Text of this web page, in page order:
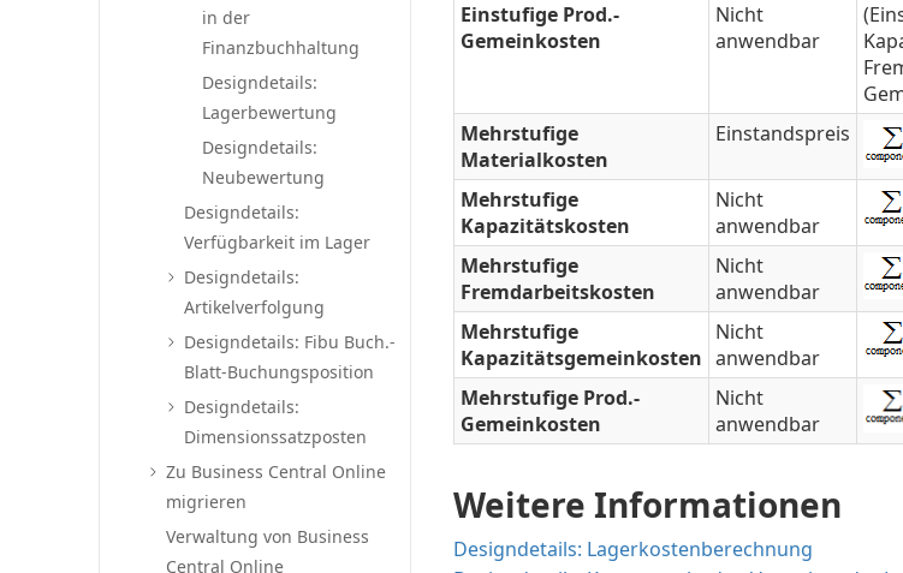
in der
Finanzbuchhaltung
Designdetails:
Lagerbewertung
Designdetails:
Neubewertung
Designdetails:
Verfügbarkeit im Lager
Designdetails:
Artikelverfolgung
Designdetails: Fibu Buch.-
Blatt-Buchungsposition
Designdetails:
Dimensionssatzposten
Zu Business Central Online
migrieren
Verwaltung von Business
Central Online
Einstufige Prod.-
Gemeinkosten
Nicht
anwendbar
Mehrstufige
Materialkosten
Einstandspreis
Mehrstufige
Kapazitätskosten
Nicht
anwendbar
Mehrstufige
Fremdarbeitskosten
Nicht
anwendbar
Mehrstufige
Kapazitätsgemeinkosten
Nicht
anwendbar
Mehrstufige Prod.-
Gemeinkosten
Nicht
anwendbar
Weitere Informationen
Designdetails: Lagerkostenberechnung